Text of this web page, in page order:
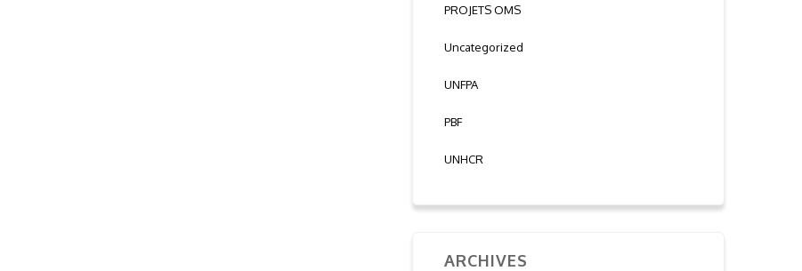
PROJETS OMS
Uncategorized
UNFPA
PBF
UNHCR
ARCHIVES